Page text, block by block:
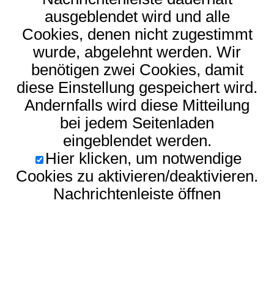
ausgeblendet wird und alle
Cookies, denen nicht zugestimmt
wurde, abgelehnt werden. Wir
benötigen zwei Cookies, damit
diese Einstellung gespeichert wird.
Andernfalls wird diese Mitteilung
bei jedem Seitenladen
eingeblendet werden.
Hier klicken, um notwendige
Cookies zu aktivieren/deaktivieren.
Nachrichtenleiste öffnen